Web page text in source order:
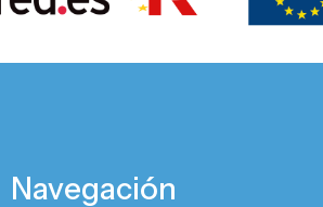
Navegación